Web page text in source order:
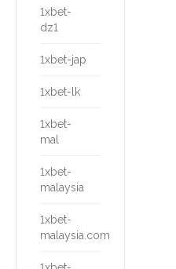
1xbet-
dz1
1xbet-jap
1xbet-lk
1xbet-
mal
1xbet-
malaysia
1xbet-
malaysia.com